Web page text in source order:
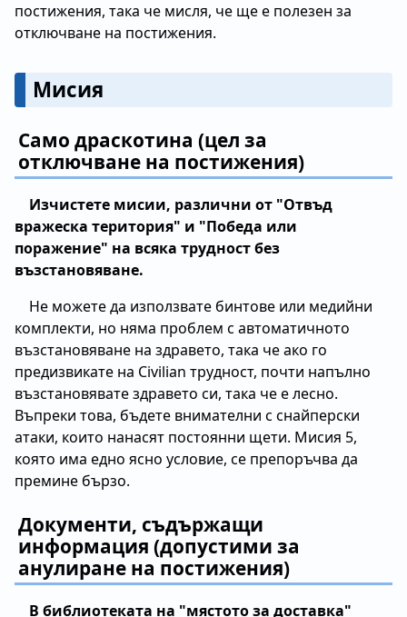
постижения, така че мисля, че ще е полезен за
отключване на постижения.
Мисия
Само драскотина (цел за
отключване на постижения)
Изчистете мисии, различни от "Отвъд
вражеска територия" и "Победа или
поражение" на всяка трудност без
възстановяване.
Не можете да използвате бинтове или медийни
комплекти, но няма проблем с автоматичното
възстановяване на здравето, така че ако го
предизвикате на Civilian трудност, почти напълно
възстановявате здравето си, така че е лесно.
Въпреки това, бъдете внимателни с снайперски
атаки, които нанасят постоянни щети. Мисия 5,
която има едно ясно условие, се препоръчва да
премине бързо.
Документи, съдържащи
информация (допустими за
анулиране на постижения)
В библиотеката на "мястото за доставка"